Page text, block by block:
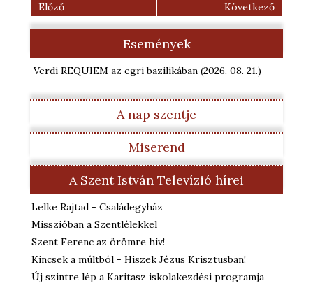
Előző
Következő
Események
Verdi REQUIEM az egri bazilikában (2026. 08. 21.)
A nap szentje
Miserend
A Szent István Televízió hírei
Lelke Rajtad - Családegyház
Misszióban a Szentlélekkel
Szent Ferenc az örömre hív!
Kincsek a múltból - Hiszek Jézus Krisztusban!
Új szintre lép a Karitasz iskolakezdési programja